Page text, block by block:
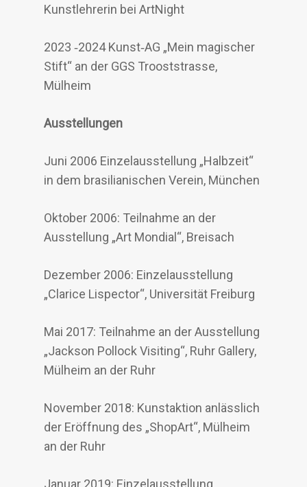
Kunstlehrerin bei ArtNight
2023 ‐2024 Kunst‐AG „Mein magischer
Stift“ an der GGS Trooststrasse,
Mülheim
Ausstellungen
Juni 2006 Einzelausstellung „Halbzeit“
in dem brasilianischen Verein, München
Oktober 2006: Teilnahme an der
Ausstellung „Art Mondial“, Breisach
Dezember 2006: Einzelausstellung
„Clarice Lispector“, Universität Freiburg
Mai 2017: Teilnahme an der Ausstellung
„Jackson Pollock Visiting“, Ruhr Gallery,
Mülheim an der Ruhr
November 2018: Kunstaktion anlässlich
der Eröffnung des „ShopArt“, Mülheim
an der Ruhr
Januar 2019: Einzelausstellung